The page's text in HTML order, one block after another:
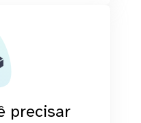
precisar